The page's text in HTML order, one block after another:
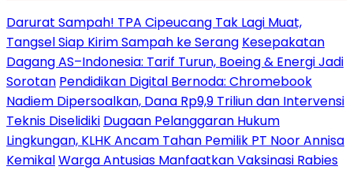
Darurat Sampah! TPA Cipeucang Tak Lagi Muat,
Tangsel Siap Kirim Sampah ke Serang Kesepakatan
Dagang AS–Indonesia: Tarif Turun, Boeing & Energi Jadi
Sorotan Pendidikan Digital Bernoda: Chromebook
Nadiem Dipersoalkan, Dana Rp9,9 Triliun dan Intervensi
Teknis Diselidiki Dugaan Pelanggaran Hukum
Lingkungan, KLHK Ancam Tahan Pemilik PT Noor Annisa
KemikalWarga Antusias Manfaatkan Vaksinasi Rabies